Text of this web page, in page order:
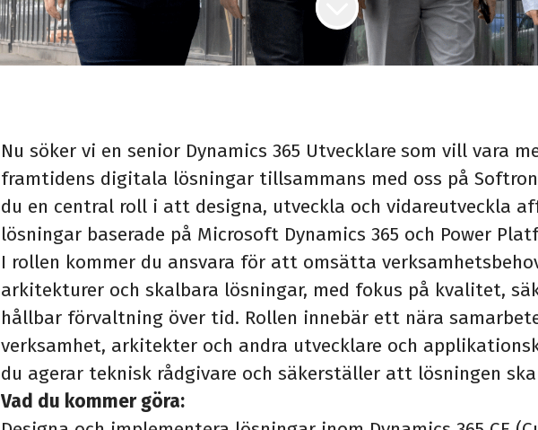
Nu söker vi en senior Dynamics 365 Utvecklare som vill vara
framtidens digitala lösningar tillsammans med oss på
du en central roll i att designa, utveckla och vidareutveckla
lösningar baserade på Microsoft Dynamics 365 och Power
I rollen kommer du ansvara för att omsätta
arkitekturer och skalbara lösningar, med fokus på kvalitet,
hållbar förvaltning över tid. Rollen innebär ett nära
verksamhet, arkitekter och andra utvecklare och
du agerar teknisk rådgivare och säkerställer att lösningen
Vad du kommer göra: